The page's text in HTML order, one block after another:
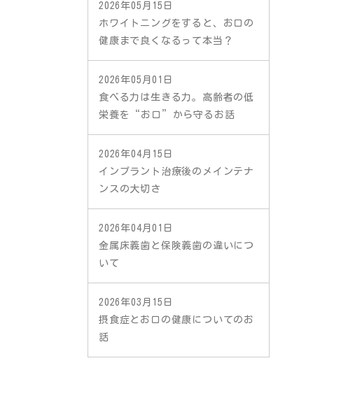
2026年05月15日
ホワイトニングをすると、お口の
健康まで良くなるって本当？
2026年05月01日
食べる力は生きる力。高齢者の低
栄養を“お口”から守るお話
2026年04月15日
インプラント治療後のメインテナ
ンスの大切さ
2026年04月01日
金属床義歯と保険義歯の違いにつ
いて
2026年03月15日
摂食症とお口の健康についてのお
話